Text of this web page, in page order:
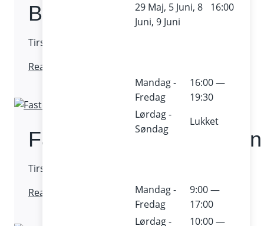
29 Maj, 5 Juni, 8
Juni, 9 Juni
16:00
Mandag -
Fredag
16:00 —
19:30
Lørdag -
Søndag
Lukket
Mandag -
Fredag
9:00 —
17:00
Lørdag -
10:00 —
Brætspil & bålhygge
Tirsdag 10. februar 2026 / Fri entré
Read More
Fastelavnsbollefabrikken
Tirsdag 10. februar 2026 – kl. 11.00 + kl. 13.00
Read More
Fastelavnsbollefabrikken